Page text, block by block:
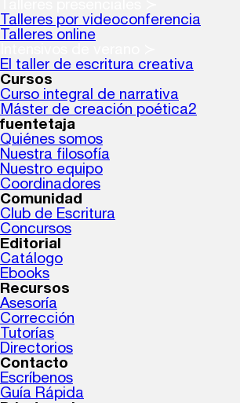
Talleres por videoconferencia
Talleres online
El taller de escritura creativa
Cursos
Curso integral de narrativa
Máster de creación poética2
fuentetaja
Quiénes somos
Nuestra filosofía
Nuestro equipo
Coordinadores
Comunidad
Club de Escritura
Concursos
Editorial
Catálogo
Ebooks
Recursos
Asesoría
Corrección
Tutorías
Directorios
Contacto
Escríbenos
Guía Rápida